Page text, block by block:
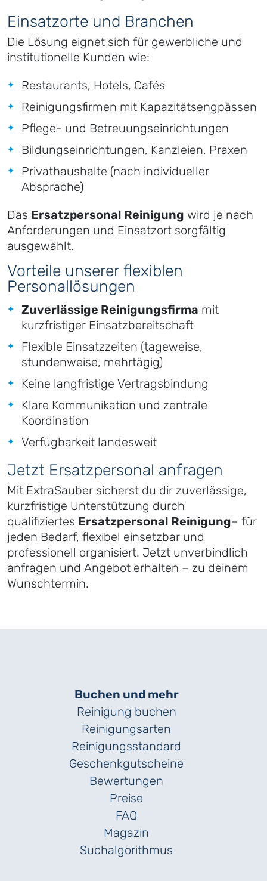
Einsatzorte und Branchen
Die Lösung eignet sich für gewerbliche und
institutionelle Kunden wie:
Restaurants, Hotels, Cafés
Reinigungsfirmen mit Kapazitätsengpässen
Pflege- und Betreuungseinrichtungen
Bildungseinrichtungen, Kanzleien, Praxen
Privathaushalte (nach individueller
Absprache)
Das Ersatzpersonal Reinigung wird je nach
Anforderungen und Einsatzort sorgfältig
ausgewählt.
Vorteile unserer flexiblen
Personallösungen
Zuverlässige Reinigungsfirma mit
kurzfristiger Einsatzbereitschaft
Flexible Einsatzzeiten (tageweise,
stundenweise, mehrtägig)
Keine langfristige Vertragsbindung
Klare Kommunikation und zentrale
Koordination
Verfügbarkeit landesweit
Jetzt Ersatzpersonal anfragen
Mit ExtraSauber sicherst du dir zuverlässige,
kurzfristige Unterstützung durch
qualifiziertes Ersatzpersonal Reinigung– für
jeden Bedarf, flexibel einsetzbar und
professionell organisiert. Jetzt unverbindlich
anfragen und Angebot erhalten – zu deinem
Wunschtermin.
Buchen und mehr
Reinigung buchen
Reinigungsarten
Reinigungs­standard
Geschenk­gutscheine
Bewertungen
Preise
FAQ
Magazin
Suchalgorithmus